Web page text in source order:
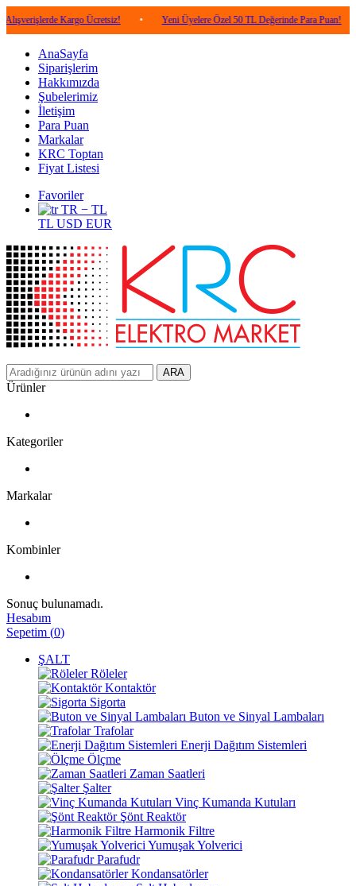
Kargo Ücretsiz! • Yeni Üyelere Özel 50 TL Değerinde Para Puan! •
AnaSayfa
Siparişlerim
Hakkımızda
Şubelerimiz
İletişim
Para Puan
Markalar
KRC Toptan
Fiyat Listesi
Favoriler
TR − TL
TL USD EUR
ARA
Ürünler
Kategoriler
Markalar
Kombinler
Sonuç bulunamadı.
Hesabım
Sepetim (0)
ŞALT
Röleler
Kontaktör
Sigorta
Buton ve Sinyal Lambaları
Trafolar
Enerji Dağıtım Sistemleri
Ölçme
Zaman Saatleri
Şalter
Vinç Kumanda Kutuları
Şönt Reaktör
Harmonik Filtre
Yumuşak Yolverici
Parafudr
Kondansatörler